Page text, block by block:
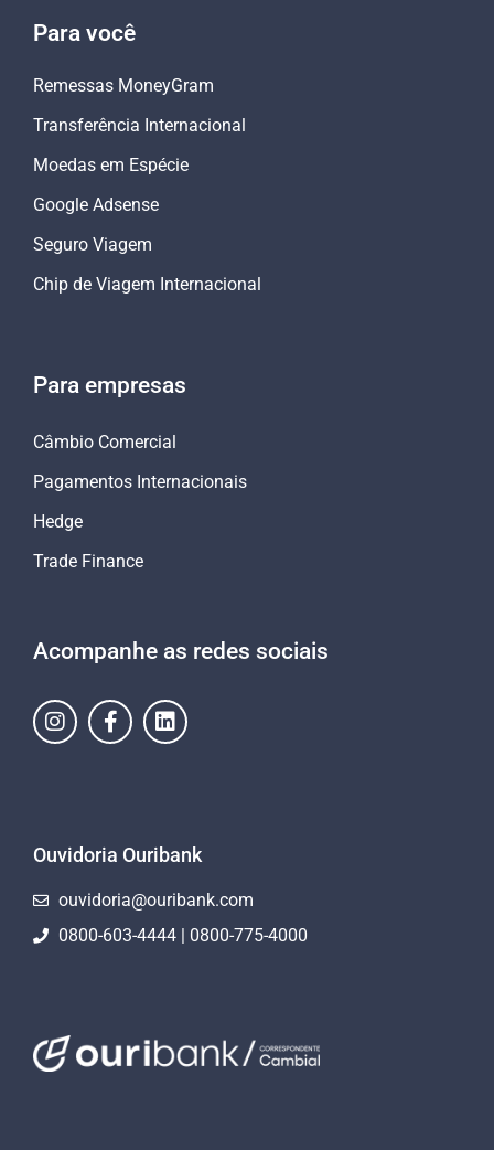
Para você
Remessas MoneyGram
Transferência Internacional
Moedas em Espécie
Google Adsense
Seguro Viagem
Chip de Viagem Internacional
Para empresas
Câmbio Comercial
Pagamentos Internacionais
Hedge
Trade Finance
Acompanhe as redes sociais
Ouvidoria Ouribank
ouvidoria@ouribank.com
0800-603-4444 | 0800-775-4000